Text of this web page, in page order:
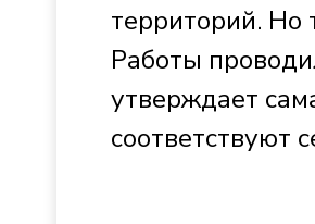
территорий. Но
Работы
утверждает
соответствуют